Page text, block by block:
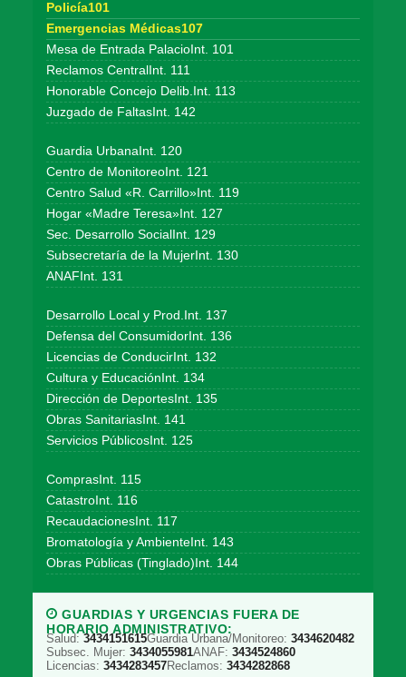
Policía101
Emergencias Médicas107
Mesa de Entrada PalacioInt. 101
Reclamos CentralInt. 111
Honorable Concejo Delib.Int. 113
Juzgado de FaltasInt. 142
Guardia UrbanaInt. 120
Centro de MonitoreoInt. 121
Centro Salud «R. Carrillo»Int. 119
Hogar «Madre Teresa»Int. 127
Sec. Desarrollo SocialInt. 129
Subsecretaría de la MujerInt. 130
ANAFInt. 131
Desarrollo Local y Prod.Int. 137
Defensa del ConsumidorInt. 136
Licencias de ConducirInt. 132
Cultura y EducaciónInt. 134
Dirección de DeportesInt. 135
Obras SanitariasInt. 141
Servicios PúblicosInt. 125
ComprasInt. 115
CatastroInt. 116
RecaudacionesInt. 117
Bromatología y AmbienteInt. 143
Obras Públicas (Tinglado)Int. 144
GUARDIAS Y URGENCIAS FUERA DE
HORARIO ADMINISTRATIVO:
Salud: 3434151615Guardia Urbana/Monitoreo: 3434620482
Subsec. Mujer: 3434055981ANAF: 3434524860
Licencias: 3434283457Reclamos: 3434282868